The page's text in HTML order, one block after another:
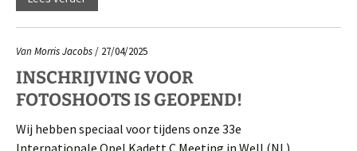
VanMorris Jacobs/ 27/04/2025
INSCHRIJVING VOOR
FOTOSHOOTS IS GEOPEND!
Wij hebben speciaal voor tijdens onze 33e
Internationale Opel Kadett C Meeting in Well (NL)